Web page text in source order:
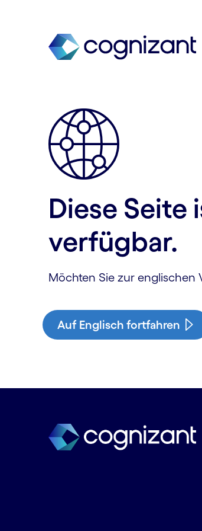
Diese Seite
verfügbar.
Möchten Sie zur englischen
Auf Englisch fortfahren